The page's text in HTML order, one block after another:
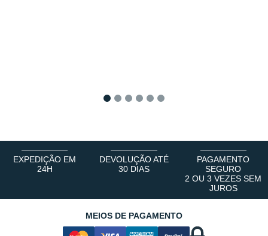
EXPEDIÇÃO EM
24H
DEVOLUÇÃO ATÉ
30 DIAS
PAGAMENTO
SEGURO
2 OU 3 VEZES SEM
JUROS
MEIOS DE PAGAMENTO